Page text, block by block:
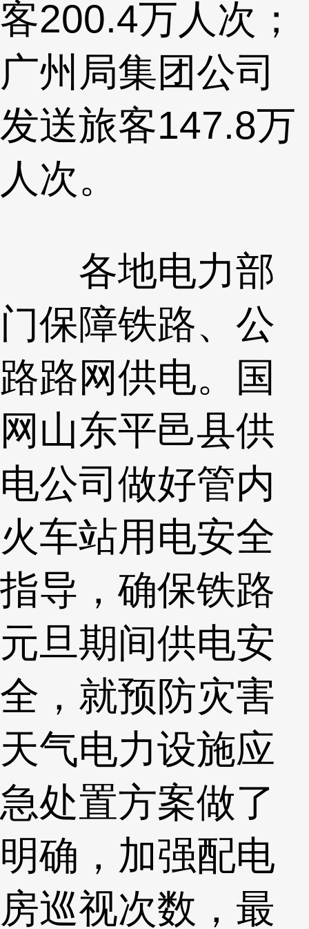
客200.4万人次；
广州局集团公司
发送旅客147.8万
人次。
各地电力部
门保障铁路、公
路路网供电。国
网山东平邑县供
电公司做好管内
火车站用电安全
指导，确保铁路
元旦期间供电安
全，就预防灾害
天气电力设施应
急处置方案做了
明确，加强配电
房巡视次数，最